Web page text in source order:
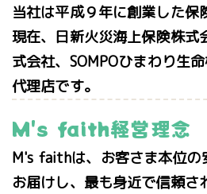
当社は平成９年に創業した保
現在、日新火災海上保険株式
式会社、SOMPOひまわり生
代理店です。
M's faith経営理念
M's faithは、お客さま本位の
お届けし、最も身近で信頼さ